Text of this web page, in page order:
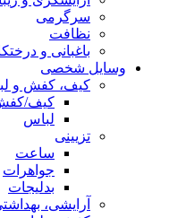
سرگرمی
نظافت
باغبانی و
وسایل شخصی
کیف، کفش و
کیف/
لباس
تزیینی
ساعت
جواهرات
بدلیجات
آرایشی،